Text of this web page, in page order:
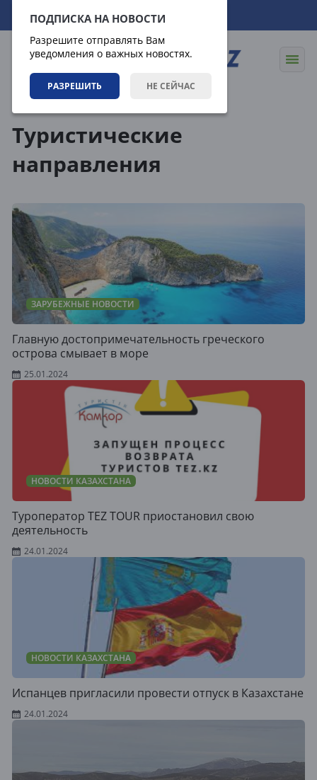
ПОДПИСКА НА НОВОСТИ
Разрешите отправлять Вам
уведомления о важных новостях.
РАЗРЕШИТЬ НЕ СЕЙЧАС
08.08.2026 20:31:17
Туристические
направления
ЗАРУБЕЖНЫЕ НОВОСТИ
Главную достопримечательность греческого
острова смывает в море
25.01.2024
НОВОСТИ КАЗАХСТАНА
Туроператор TEZ TOUR приостановил свою
деятельность
24.01.2024
НОВОСТИ КАЗАХСТАНА
Испанцев пригласили провести отпуск в Казахстане
24.01.2024